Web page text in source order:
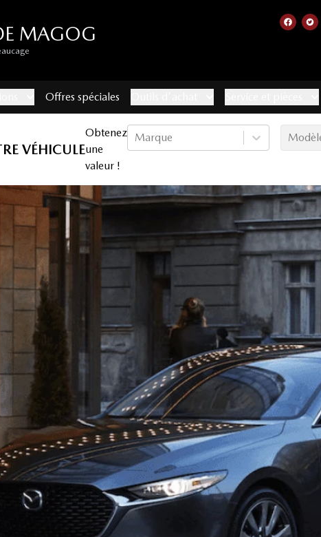
MAGOG Lien
Offres spéciales
VÉHICULE
Obtenez
une
valeur !
Marque